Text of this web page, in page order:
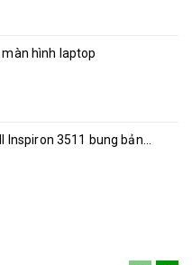
hình laptop
Inspiron 3511 bung bản...